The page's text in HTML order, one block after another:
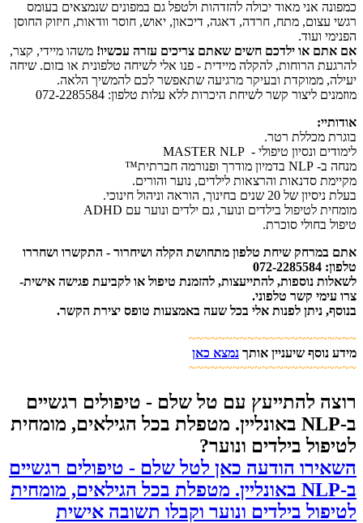
כמפונה אני מאוד יכולה להזדהות ולטפל גם במפונים שנמצאים בעומס
רגשי עצום, מתח, חרדה, דאגה, דיכאון, יאוש, חוסר וודאות, חיזוק החוסן
הפנימי ועוד.
אם אתם או ילדכם חשים שאתם צריכים עזרה עכשיו! משהו מיידי, קצר,
להרגעת הרוחות, להקלה מיידית - פנו אלי לשיחה טלפונית או בזום. שיחה
יעילה, ממוקדת ובעיקר מרגיעה שתאפשר לכם להמשיך הלאה.
מוזמנים ליצור קשר לשיחת היכרות ללא עלות טלפון: 072-2285584
אודותיי:
בוגרת מכללת רטר.
לימודים ונסיון טיפולי - MASTER NLP
מנחה ב- NLP בדמיון מודרך ופנורמה חברתית™
מקיימת סדנאות והרצאות לילדים, נוער והורים.
בעלת ניסיון של 20 שנים בחינוך, הוראה וניהול חינוכי.
מומחית לטיפול בילדים ונוער, גם ילדים ונוער עם ADHD
טיפול בחולי סוכרת.
אתם במרחק שיחת טלפון מתחושת הקלה ושיחרור - התקשרו ושחררו
טלפון: 072-2285584
לשאלות נוספות, להתייעצות, להזמנת טיפול או לקביעת פגישה אישית-
צרו עימי קשר טלפוני.
בנוסף, ניתן לפנות אלי בכל שעה באמצעות טופס יצירת הקשר.
~~~~~~~~~~~~~~~~~~~~~~~
מידע נוסף שיעניין אותך נמצא כאן
~~~~~~~~~~~~~~~~~~~~~~~
רוצה להתייעץ עם טל שלם - טיפולים רגשיים
ב-NLP באונליין. מטפלת בכל הגילאים, מומחית
לטיפול בילדים ונוער?
השאירו הודעה כאן לטל שלם - טיפולים רגשיים
ב-NLP באונליין. מטפלת בכל הגילאים, מומחית
לטיפול בילדים ונוער וקבלו תשובה אישית